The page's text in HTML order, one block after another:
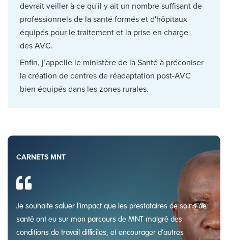
devrait veiller à ce qu'il y ait un nombre suffisant de
professionnels de la santé formés et d'hôpitaux
équipés pour le traitement et la prise en charge
des AVC.
Enfin, j’appelle le ministère de la Santé à préconiser
la création de centres de réadaptation post-AVC
bien équipés dans les zones rurales.
CARNETS MNT
Je souhaite saluer l’impact que les prestataires de soins de
santé ont eu sur mon parcours de MNT malgré des
conditions de travail difficiles, et encourager d’autres